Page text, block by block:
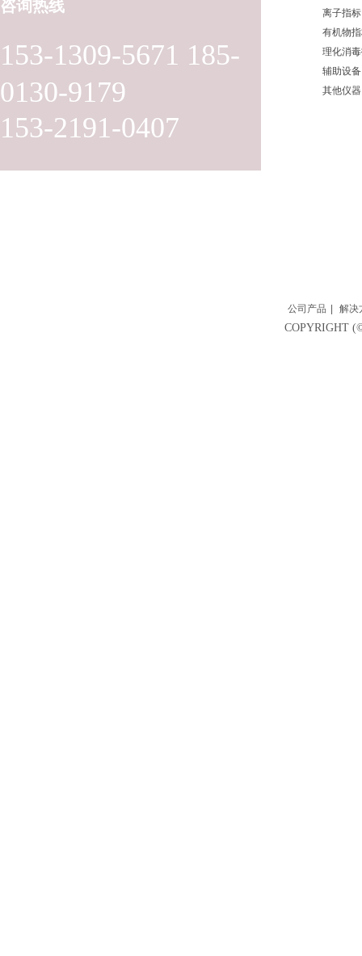
153-1309-5671 185-
0130-9179
153-2191-0407
咨询热线
离子指标
有机物
理化消
辅助设备
其他仪器
公司产品 解决
COPYRIGHT